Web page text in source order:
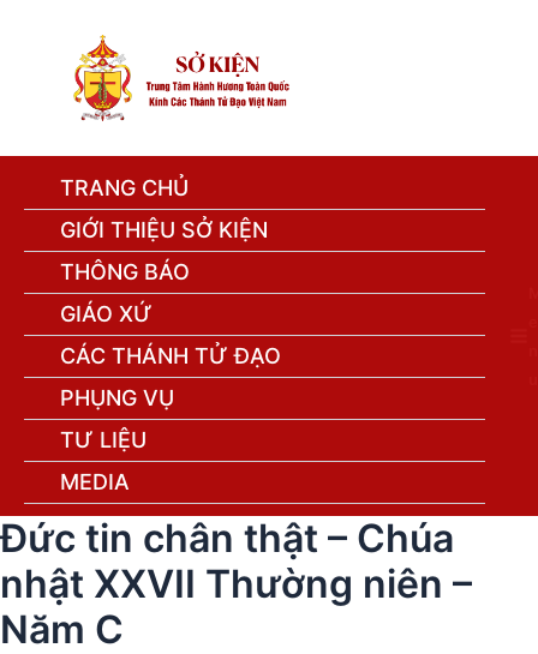
TRANG CHỦ
GIỚI THIỆU SỞ KIỆN
THÔNG BÁO
GIÁO XỨ
CÁC THÁNH TỬ ĐẠO
PHỤNG VỤ
TƯ LIỆU
MEDIA
Đức tin chân thật – Chúa
nhật XXVII Thường niên –
Năm C